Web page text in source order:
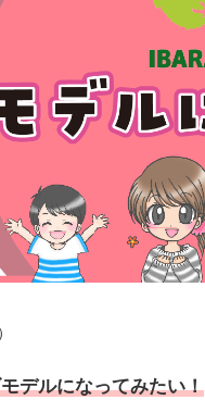
デルになってみたい！